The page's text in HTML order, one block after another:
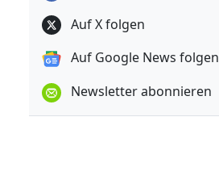
Auf X folgen
Auf Google News folgen
Newsletter abonnieren